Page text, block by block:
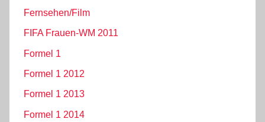
Fernsehen/Film
FIFA Frauen-WM 2011
Formel 1
Formel 1 2012
Formel 1 2013
Formel 1 2014